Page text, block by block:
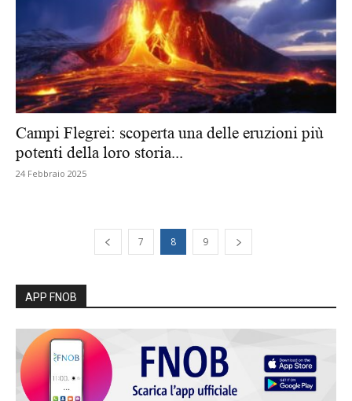
Campi Flegrei: scoperta una delle eruzioni più
potenti della loro storia...
24 Febbraio 2025
7 8 9
APP FNOB